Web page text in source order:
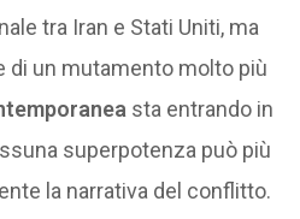
tra Iran e Stati Uniti, ma
di un mutamento molto più
sta entrando in
superpotenza può più
la narrativa del conflitto.